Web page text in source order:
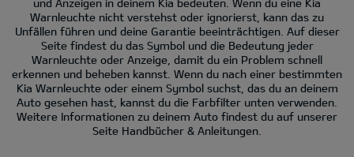
und Anzeigen in deinem Kia bedeuten. Wenn du eine Kia
Warnleuchte nicht verstehst oder ignorierst, kann das zu
Unfällen führen und deine Garantie beeinträchtigen. Auf dieser
Seite findest du das Symbol und die Bedeutung jeder
Warnleuchte oder Anzeige, damit du ein Problem schnell
erkennen und beheben kannst. Wenn du nach einer bestimmten
Kia Warnleuchte oder einem Symbol suchst, das du an deinem
Auto gesehen hast, kannst du die Farbfilter unten verwenden.
Weitere Informationen zu deinem Auto findest du auf unserer
Seite Handbücher & Anleitungen.